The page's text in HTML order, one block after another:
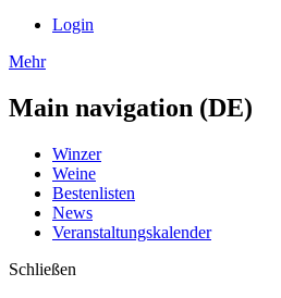
Login
Mehr
Main navigation (DE)
Winzer
Weine
Bestenlisten
News
Veranstaltungskalender
Schließen